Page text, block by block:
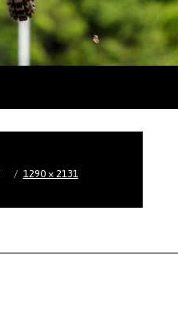
Full
1290 × 2131